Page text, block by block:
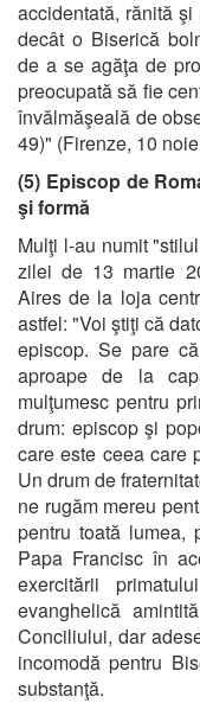
accidentată, rănită
decât o Biserică
de a se agăţa de
preocupată să fie
învălmăşeală de
49)" (Firenze, 10
(5) Episcop de
şi formă
Mulţi l-au numit
zilei de 13 martie
Aires de la loja
astfel: "Voi ştiţi că
episcop. Se pare
aproape de la
mulţumesc pentru
drum: episcop şi
care este ceea care
Un drum de
ne rugăm mereu
pentru toată lumea,
Papa Francisc în
exercitării
evanghelică
Conciliului, dar
incomodă pentru
substanţă.